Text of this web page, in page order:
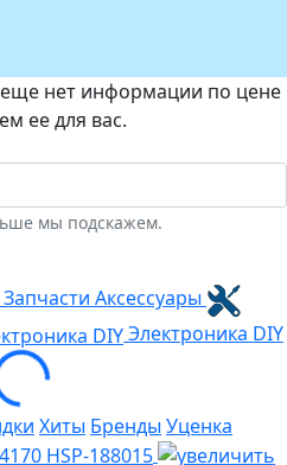
еще нет информации по цене
ее для вас.
мы подскажем.
Запчасти Аксессуары
Электроника DIY
Хиты Бренды Уценка